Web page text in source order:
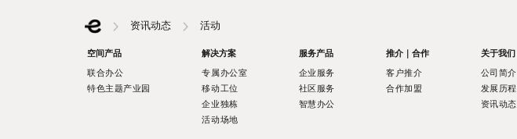
资讯动态 活动
空间产品
联合办公
特色主题产业园
解决方案
专属办公室
移动工位
企业独栋
活动场地
服务产品
企业服务
社区服务
智慧办公
推介｜合作
客户推介
合作加盟
关于我们
公司简介
发展历程
资讯动态